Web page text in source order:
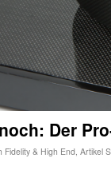
Der
Fidelity & High End Artikel